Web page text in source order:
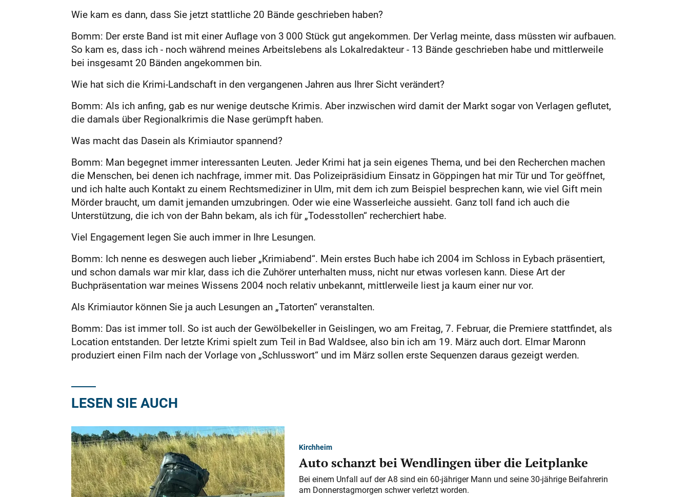
Wie kam es dann, dass Sie jetzt stattliche 20 Bände geschrieben haben?
Bomm: Der erste Band ist mit einer Auflage von 3 000 Stück gut angekommen. Der Verlag meinte, dass müssten wir aufbauen.
So kam es, dass ich - noch während meines Arbeitslebens als Lokalredakteur - 13 Bände geschrieben habe und mittlerweile
bei insgesamt 20 Bänden angekommen bin.
Wie hat sich die Krimi-Landschaft in den vergangenen Jahren aus Ihrer Sicht verändert?
Bomm: Als ich anfing, gab es nur wenige deutsche Krimis. Aber inzwischen wird damit der Markt sogar von Verlagen geflutet,
die damals über Regionalkrimis die Nase gerümpft haben.
Was macht das Dasein als Krimiautor spannend?
Bomm: Man begegnet immer interessanten Leuten. Jeder Krimi hat ja sein eigenes Thema, und bei den Recherchen machen
die Menschen, bei denen ich nachfrage, immer mit. Das Polizeipräsidium Einsatz in Göppingen hat mir Tür und Tor geöffnet,
und ich halte auch Kontakt zu einem Rechtsmediziner in Ulm, mit dem ich zum Beispiel besprechen kann, wie viel Gift mein
Mörder braucht, um damit jemanden umzubringen. Oder wie eine Wasserleiche aussieht. Ganz toll fand ich auch die
Unterstützung, die ich von der Bahn bekam, als ich für „Todesstollen“ recherchiert habe.
Viel Engagement legen Sie auch immer in Ihre Lesungen.
Bomm: Ich nenne es deswegen auch lieber „Krimiabend“. Mein erstes Buch habe ich 2004 im Schloss in Eybach präsentiert,
und schon damals war mir klar, dass ich die Zuhörer unterhalten muss, nicht nur etwas vorlesen kann. Diese Art der
Buchpräsentation war meines Wissens 2004 noch relativ unbekannt, mittlerweile liest ja kaum einer nur vor.
Als Krimiautor können Sie ja auch Lesungen an „Tatorten“ veranstalten.
Bomm: Das ist immer toll. So ist auch der Gewölbekeller in Geislingen, wo am Freitag, 7. Februar, die Premiere stattfindet, als
Location entstanden. Der letzte Krimi spielt zum Teil in Bad Waldsee, also bin ich am 19. März auch dort. Elmar Maronn
produziert einen Film nach der Vorlage von „Schlusswort“ und im März sollen erste Sequenzen daraus gezeigt werden.
LESEN SIE AUCH
Kirchheim
Auto schanzt bei Wendlingen über die Leitplanke
Bei einem Unfall auf der A 8 sind ein 60-jähriger Mann und seine 30-jährige Beifahrerin
am Donnerstagmorgen schwer verletzt worden.